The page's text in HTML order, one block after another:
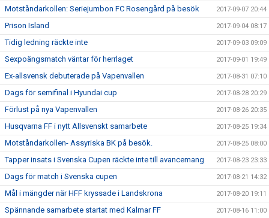
Motståndarkollen: Seriejumbon FC Rosengård på besök 2017-09-07 20:44
Prison Island 2017-09-04 08:17
Tidig ledning räckte inte 2017-09-03 09:09
Sexpoängsmatch väntar för herrlaget 2017-09-01 19:49
Ex-allsvensk debuterade på Vapenvallen 2017-08-31 07:10
Dags för semifinal i Hyundai cup 2017-08-28 20:29
Förlust på nya Vapenvallen 2017-08-26 20:35
Husqvarna FF i nytt Allsvenskt samarbete 2017-08-25 19:34
Motståndarkollen- Assyriska BK på besök. 2017-08-25 08:00
Tapper insats i Svenska Cupen räckte inte till avancemang 2017-08-23 23:33
Dags för match i Svenska cupen 2017-08-21 14:32
Mål i mängder när HFF kryssade i Landskrona 2017-08-20 19:11
Spännande samarbete startat med Kalmar FF 2017-08-16 11:00